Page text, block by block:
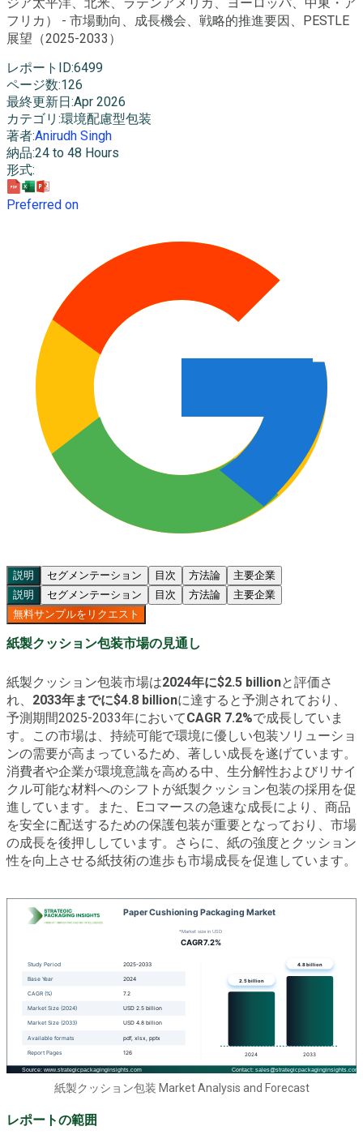
ジア太平洋、北米、ラテンアメリカ、ヨーロッパ、中東・ア
フリカ） - 市場動向、成長機会、戦略的推進要因、PESTLE
展望（2025-2033）
レポートID:6499
ページ数:126
最終更新日 :Apr 2026
カテゴリ :環境配慮型包装
著者:Anirudh Singh
納品:24 to 48 Hours
形式:
Preferred on
説明 セグメンテーション 目次 方法論
主要企業
説明
セグメンテーション 目次 方法論
主要企業
無料サンプルをリクエスト
紙製クッション包装市場の見通し
紙製クッション包装市場は2024年に$2.5 billionと評価さ
れ、 2033年までに$4.8 billionに達すると予測されており、
予測期間2025-2033年においてCAGR 7.2%で成長していま
す。この市場は、持続可能で環境に優しい包装ソリューショ
ンの需要が高まっているため、著しい成長を遂げています。
消費者や企業が環境意識を高める中、生分解性およびリサイ
クル可能な材料へのシフトが紙製クッション包装の採用を促
進しています。また、Eコマースの急速な成長により、商品
を安全に配送するための保護包装が重要となっており、市場
の成長を後押ししています。さらに、紙の強度とクッション
性を向上させる紙技術の進歩も市場成長を促進しています。
紙製クッション包装 Market Analysis and Forecast
レポートの範囲